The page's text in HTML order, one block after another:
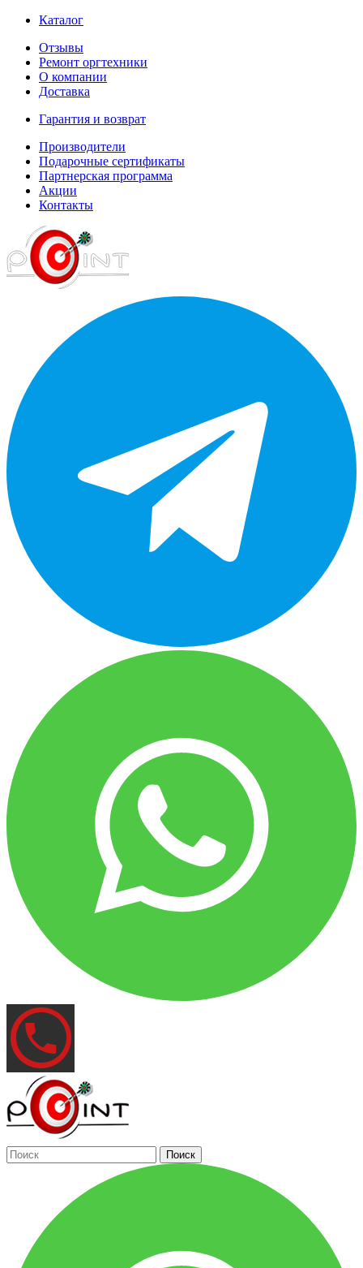
Каталог
Отзывы
Ремонт оргтехники
О компании
Доставка
Гарантия и возврат
Производители
Подарочные сертификаты
Партнерская программа
Акции
Контакты
Поиск